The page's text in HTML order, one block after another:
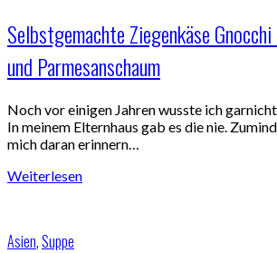
Selbstgemachte Ziegenkäse
und Parmesanschaum
Noch vor einigen Jahren wusste ich
In meinem Elternhaus gab es die nie.
mich daran erinnern…
Weiterlesen
Asien,Suppe